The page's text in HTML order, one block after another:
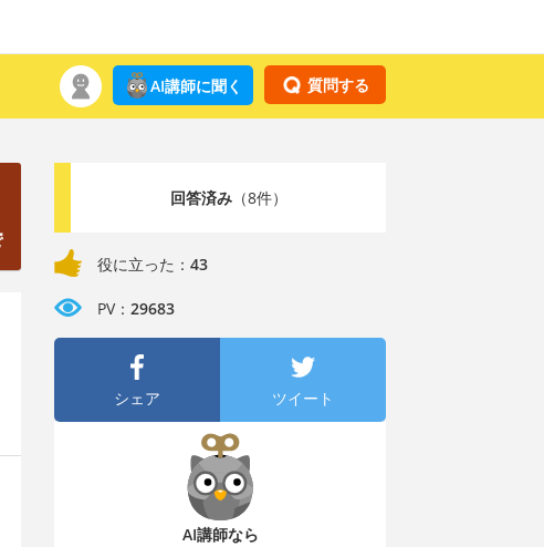
質問する
AI講師に聞く
回答済み（8件）
役に立った： 43
PV： 29683
シェア ツイート
AI講師なら